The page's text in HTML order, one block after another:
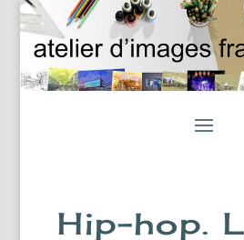
Hip-hop.